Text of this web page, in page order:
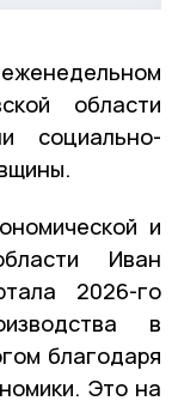
области
социально-
и
Иван
2026-го
в
благодаря
Это на